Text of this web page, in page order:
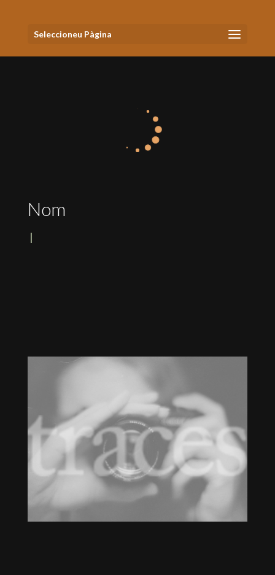
Seleccioneu Pàgina
Nom
|